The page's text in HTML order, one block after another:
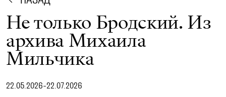
Не только Бродский. Из
архива Михаила
Мильчика
22.05.2026-22.07.2026